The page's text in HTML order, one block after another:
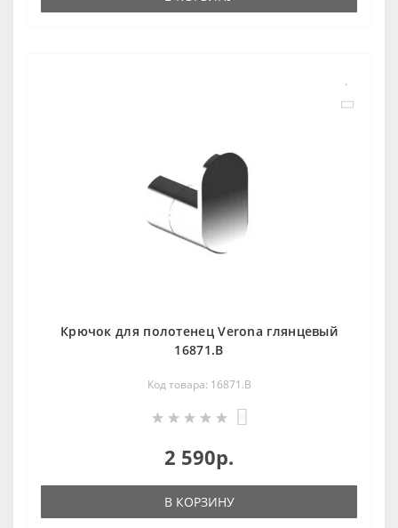
Крючок для полотенец Verona глянцевый
16871.B
Код товара: 16871.B
2 590р.
В КОРЗИНУ